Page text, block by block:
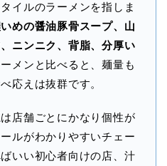
イルのラーメンを指しま
めの醤油豚骨スープ、山
ニンニク、背脂、分厚い
メンと比べると、麺量も
応えは抜群です。
店舗ごとにかなり個性が
ルがわかりやすいチェー
いい初心者向けの店、汁